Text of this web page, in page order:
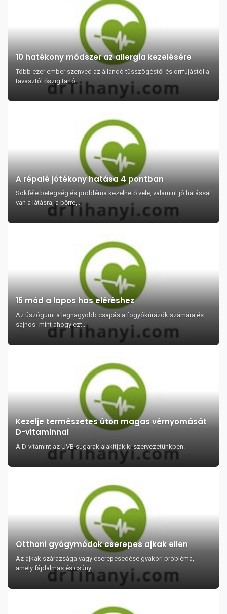
10 hatékony módszer az allergia kezelésére
Több ezer ember szenved az állandó tüsszögéstől és orrfújástól a
tavasztól őszig tartó...
A répalé jótékony hatása 4 pontban
Sokféle betegség és probléma kezelhető vele, valamint jó hatással
van a látásra, a bőrre,...
15 mód a lapos has eléréshez
Az úszógumi a legnagyobb csapás a fogyókúrázók számára és
sajnos- mint ahogy ezt...
Kezelje természetes úton magas vérnyomását
D-vitaminnal
A D-vitamint az UVB sugarak alakítják ki szervezetünkben.
Otthoni gyógymódok cserepes ajkak ellen
Az ajkak szárazsága vagy cserepesedése gyakori probléma,
amely fájdalmas és csúny...